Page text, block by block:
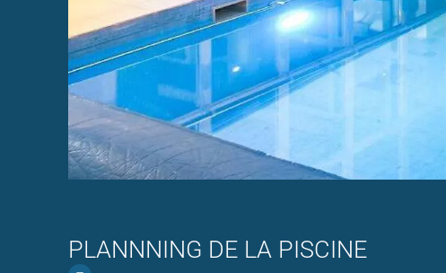
PLANNNING DE LA PISCINE